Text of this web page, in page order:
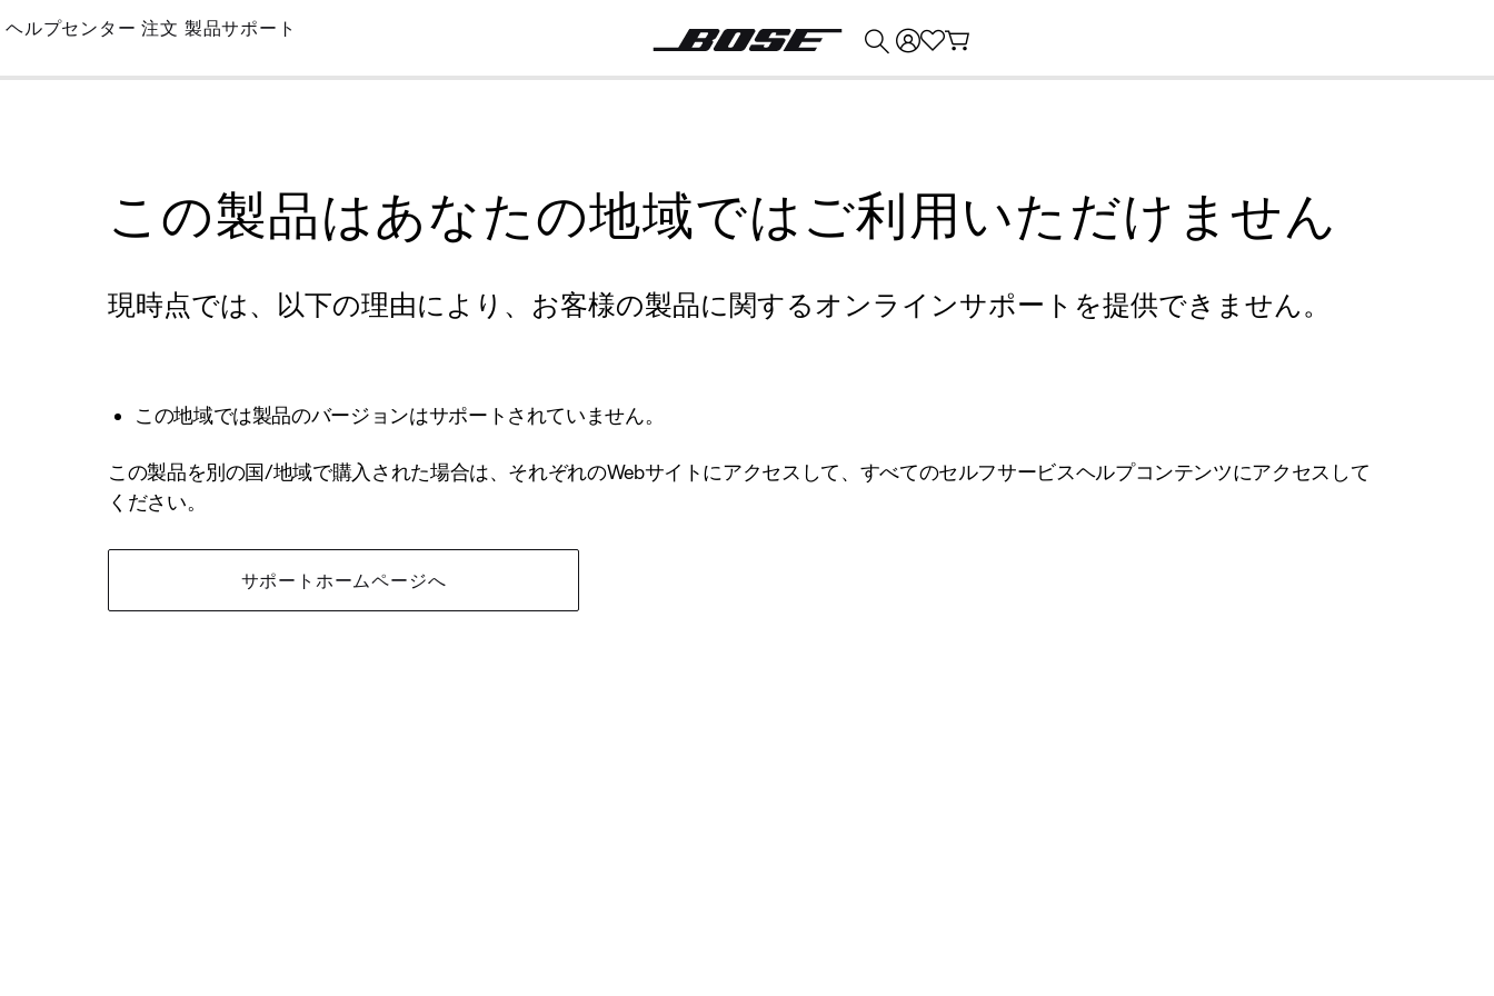
Skip
Main
ヘルプセンター 注文 製品サポート
この製品はあなたの地域ではご利用いただけません
現時点では、以下の理由により、お客様の製品に関するオンラインサポートを提供できません。
この地域では製品のバージョンはサポートされていません。
この製品を別の国/地域で購入された場合は、それぞれのWebサイトにアクセスして、すべてのセルフサービスヘルプコンテンツにアクセスして
ください。
サポートホームページへ